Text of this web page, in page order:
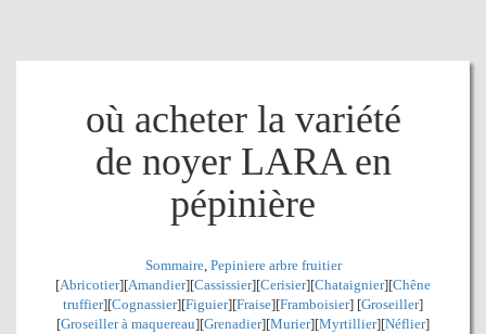
où acheter la variété
de noyer LARA en
pépinière
Sommaire, Pepiniere arbre fruitier
[Abricotier][Amandier][Cassissier][Cerisier][Chataignier][Chêne
truffier][Cognassier][Figuier][Fraise][Framboisier] [Groseiller]
[Groseiller à maquereau][Grenadier][Murier][Myrtillier][Néflier]